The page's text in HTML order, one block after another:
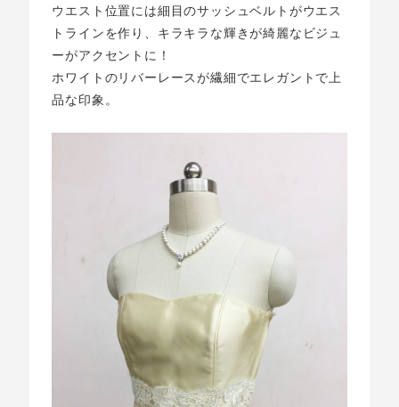
ウエスト位置には細目のサッシュベルトがウエス
トラインを作り、キラキラな輝きが綺麗なビジュ
ーがアクセントに！
ホワイトのリバーレースが繊細でエレガントで上
品な印象。